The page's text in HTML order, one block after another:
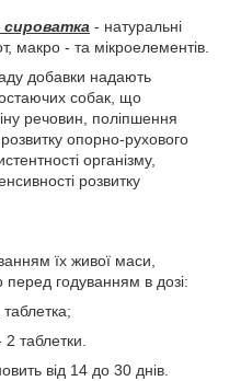
сироватка - натуральні
макро - та мікроелементів.
добавки надають
собак, що
речовин, поліпшення
опорно-рухового
організму,
розвитку
їх живої маси,
годуванням в дозі:
таблетки.
від 14 до 30 днів.